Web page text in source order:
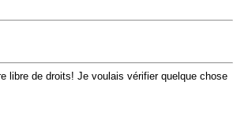
libre de droits! Je voulais vérifier quelque chose